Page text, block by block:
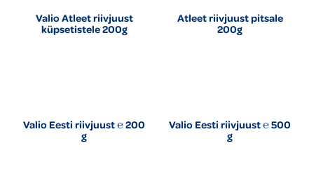
Valio Atleet riivjuust
küpsetistele 200g
Atleet riivjuust pitsale
200g
Valio Eesti riivjuust ℮ 200
g
Valio Eesti riivjuust ℮ 500
g